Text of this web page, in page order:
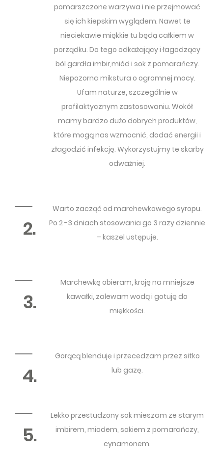
pomarszczone warzywa i nie przejmować
się ich kiepskim wyglądem. Nawet te
nieciekawie miękkie tu będą całkiem w
porządku. Do tego odkażający i łagodzący
ból gardła imbir,miód i sok z pomarańczy.
Niepozorna mikstura o ogromnej mocy.
Ufam naturze, szczególnie w
profilaktycznym zastosowaniu. Wokół
mamy bardzo dużo dobrych produktów,
które mogą nas wzmocnić, dodać energii i
złagodzić infekcję. Wykorzystujmy te skarby
odważniej.
2.
Warto zacząć od marchewkowego syropu.
Po 2 -3 dniach stosowania go 3 razy dziennie
– kaszel ustępuje.
3.
Marchewkę obieram, kroję na mniejsze
kawałki, zalewam wodą i gotuję do
miękkości.
4.
Gorącą blenduję i przecedzam przez sitko
lub gazę.
5.
Lekko przestudzony sok mieszam ze starym
imbirem, miodem, sokiem z pomarańczy,
cynamonem.